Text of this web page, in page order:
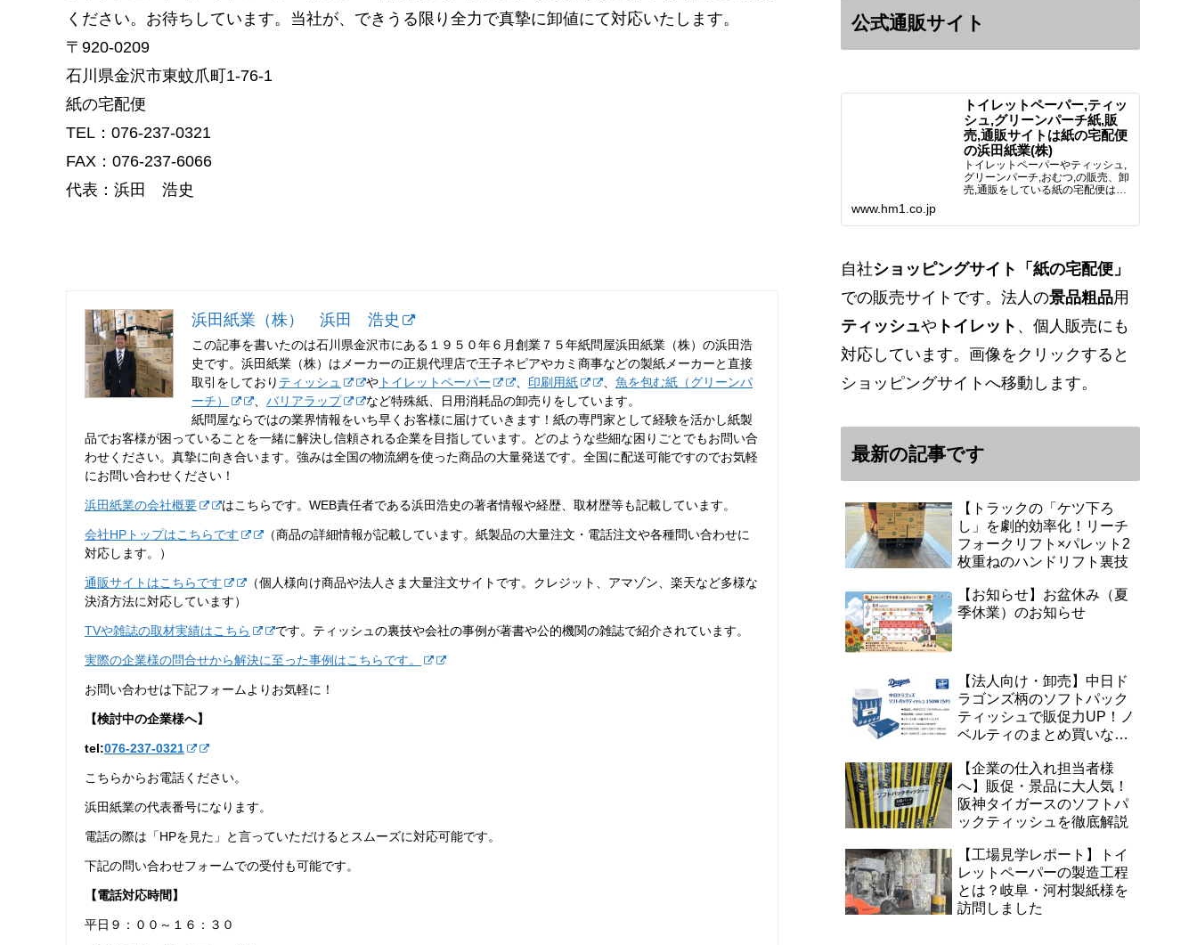
ください。お待ちしています。当社が、できうる限り全力で真摯に卸値にて対応いたします。
〒920‐0209
石川県金沢市東蚊爪町1‐76‐1
紙の宅配便
TEL：076-237‐0321
FAX：076-237‐6066
代表：浜田 浩史
浜田紙業（株） 浜田 浩史
この記事を書いたのは石川県金沢市にある１９５０年６月創業７５年紙問屋浜田紙業（株）の浜田浩
史です。浜田紙業（株）はメーカーの正規代理店で王子ネピアやカミ商事などの製紙メーカーと直接
取引をしており ティッシュ や トイレットペーパー 印刷用紙
魚を包む紙（グリーンパ
ーチ）
バリアラップ
など特殊紙、日用消耗品の卸売りをしています。
紙問屋ならではの業界情報をいち早くお客様に届けていきます！紙の専門家として経験を活かし紙製
品でお客様が困っていることを一緒に解決し信頼される企業を目指しています。どのような些細な困りごとでもお問い合
わせください。真摯に向き合います。強みは全国の物流網を使った商品の大量発送です。全国に配送可能ですのでお気軽
にお問い合わせください！
浜田紙業の会社概要 はこちらです。WEB責任者である浜田浩史の著者情報や経歴、取材歴等も記載しています。
会社HPトップはこちらです
（商品の詳細情報が記載しています。紙製品の大量注文・電話注文や各種問い合わせに
対応します。）
通販サイトはこちらです
（個人様向け商品や法人さま大量注文サイトです。クレジット、アマゾン、楽天など多様な
決済方法に対応しています）
TVや雑誌の取材実績はこちら です。ティッシュの裏技や会社の事例が著書や公的機関の雑誌で紹介されています。
実際の企業様の問合せから解決に至った事例はこちらです。
お問い合わせは下記フォームよりお気軽に！
【検討中の企業様へ】
tel:076-237‐0321
こちらからお電話ください。
浜田紙業の代表番号になります。
電話の際は「HPを見た」と言っていただけるとスムーズに対応可能です。
下記の問い合わせフォームでの受付も可能です。
【電話対応時間】
平日９：００～１６：３０
公式通販サイト
トイレットペーパー,ティッ
シュ,グリーンパーチ紙,販
売,通販サイトは紙の宅配便
の浜田紙業(株)
トイレットペーパーやティッシュ,
グリーンパーチ,おむつ,の販売、卸
売,通販をしている紙の宅配便は創
ト決済各種対応しています。歴史
www.hm1.co.jp
自社ショッピングサイト「紙の宅配便」
での販売サイトです。法人の景品粗品用
ティッシュや トイレット 、個人販売にも
対応しています。画像をクリックすると
ショッピングサイトへ移動します。
最新の記事です
【トラックの「ケツ下ろ
し」を劇的効率化！リーチ
フォークリフト×パレット2
枚重ねのハンドリフト裏技
【お知らせ】お盆休み（夏
季休業）のお知らせ
【法人向け・卸売】中日ド
ラゴンズ柄のソフトパック
ティッシュで販促力UP！ノ
ベルティのまとめ買いなら
【企業の仕入れ担当者様
へ】販促・景品に大人気！
阪神タイガースのソフトパ
ックティッシュを徹底解説
【工場見学レポート】トイ
レットペーパーの製造工程
とは？岐阜・河村製紙様を
訪問しました